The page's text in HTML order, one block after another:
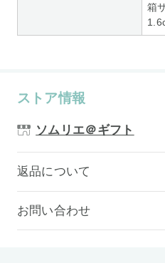
箱
ストア情報
ソムリエ＠ギフト
返品について
お問い合わせ